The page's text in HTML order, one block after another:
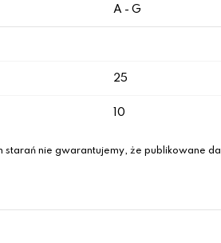
A - G
25
10
starań nie gwarantujemy, że publikowane